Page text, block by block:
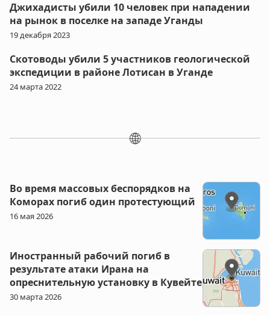
Джихадисты убили 10 человек при нападении
на рынок в поселке на западе Уганды
19 декабря 2023
Скотоводы убили 5 участников геологической
экспедиции в районе Лотисан в Уганде
24 марта 2022
🌐
Во время массовых беспорядков на
Коморах погиб один протестующий
16 мая 2026
Иностранный рабочий погиб в
результате атаки Ирана на
опреснительную установку в Кувейте
30 марта 2026